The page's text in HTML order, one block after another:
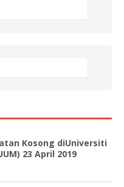
Kosong diUniversiti
23 April 2019